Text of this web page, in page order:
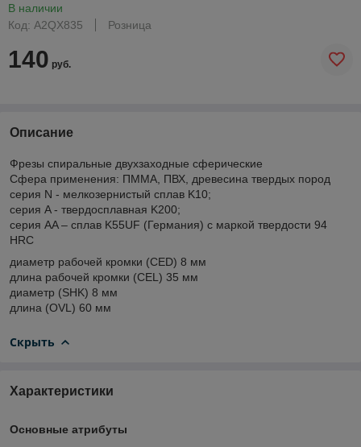
В наличии
Код: A2QX835
Розница
140 руб.
Описание
Фрезы спиральные двухзаходные сферические
Сфера применения: ПММА, ПВХ, древесина твердых пород
серия N - мелкозернистый сплав K10;
cерия A - твердосплавная K200;
серия AA – сплав K55UF (Германия) с маркой твердости 94
HRC
диаметр рабочей кромки (CED) 8 мм
длина рабочей кромки (CEL) 35 мм
диаметр (SHK) 8 мм
длина (OVL) 60 мм
Скрыть
Характеристики
Основные атрибуты